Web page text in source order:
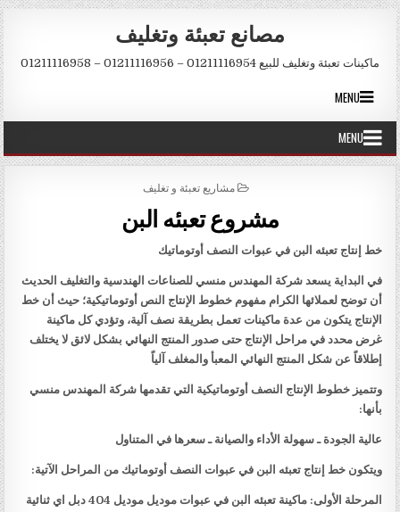
Skip to content
مصانع تعبئة وتغليف
ماكينات تعبئة وتغليف للبيع 01211116954 – 01211116956 – 01211116958
MENU
MENU
POSTED IN
مشاريع تعبئة و تغليف
مشروع تعبئه البن
خط إنتاج تعبئه البن في عبوات النصف أوتوماتيك
في البداية يسعد شركة المهندس منسي للصناعات الهندسية والتغليف الحديث
أن توضح لعملائها الكرام مفهوم خطوط الإنتاج النص أوتوماتيكية؛ حيث أن خط
الإنتاج يتكون من عدة ماكينات تعمل بطريقة نصف آلية، وتؤدي كل ماكينة
غرض محدد في مراحل الإنتاج حتى صدور المنتج النهائي بشكل لائق لا يختلف
إطلاقاً عن شكل المنتج النهائي المعبأ والمغلف آلياً
وتتميز خطوط الإنتاج النصف أوتوماتيكية التي تقدمها شركة المهندس منسي
بأنها:
عالية الجودة ـ سهولة الأداء والصيانة ـ سعرها في المتناول
ويتكون خط إنتاج تعبئه البن في عبوات النصف أوتوماتيك من المراحل الآتية:
المرحلة الأولى: ماكينة تعبئه البن في عبوات موديل موديل 404 دبل اي ثنائية